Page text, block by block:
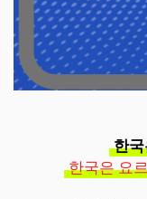
한국
한국은 요